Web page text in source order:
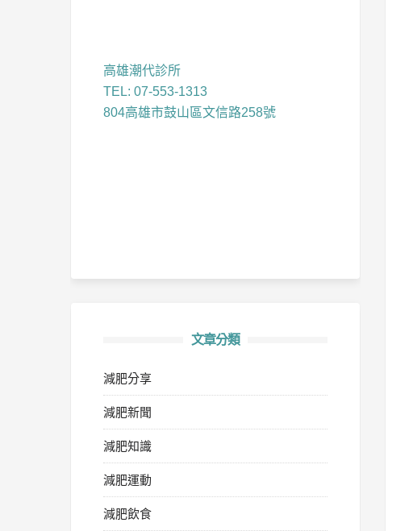
高雄潮代診所
TEL: 07-553-1313
804高雄市鼓山區文信路258號
文章分類
減肥分享
減肥新聞
減肥知識
減肥運動
減肥飲食